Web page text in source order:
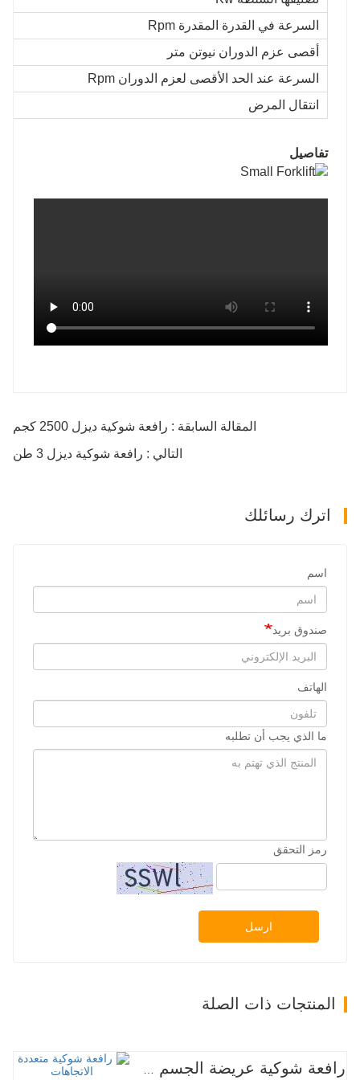
السرعة في القدرة المقدرة Rpm
أقصى عزم الدوران نيوتن متر
السرعة عند الحد الأقصى لعزم الدوران Rpm
انتقال المرض
تفاصيل
المقالة السابقة : رافعة شوكية ديزل 2500 كجم
التالي : رافعة شوكية ديزل 3 طن
اترك رسائلك
اسم
صندوق بريد
الهاتف
ما الذي يجب أن تطلبه
رمز التحقق
ارسل
المنتجات ذات الصلة